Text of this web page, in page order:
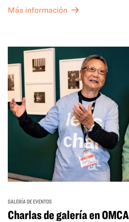
exposiciones especiales, con una
Más información
GALERÍA DE EVENTOS
Charlas de galería en OMCA